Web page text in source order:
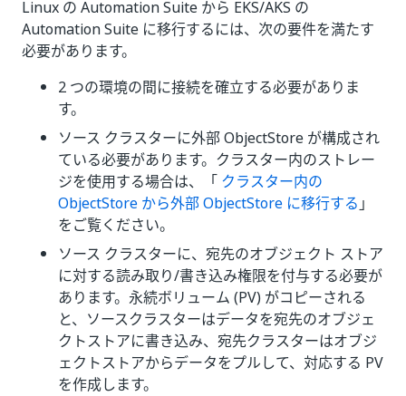
Linux の Automation Suite から EKS/AKS の
Automation Suite に移行するには、次の要件を満たす
必要があります。
2 つの環境の間に接続を確立する必要がありま
す。
ソース クラスターに外部 ObjectStore が構成され
ている必要があります。クラスター内のストレー
ジを使用する場合は、「 クラスター内の
ObjectStore から外部 ObjectStore に移行する 」
をご覧ください。
ソース クラスターに、宛先のオブジェクト ストア
に対する読み取り/書き込み権限を付与する必要が
あります。永続ボリューム (PV) がコピーされる
と、ソースクラスターはデータを宛先のオブジェ
クトストアに書き込み、宛先クラスターはオブジ
ェクトストアからデータをプルして、対応する PV
を作成します。